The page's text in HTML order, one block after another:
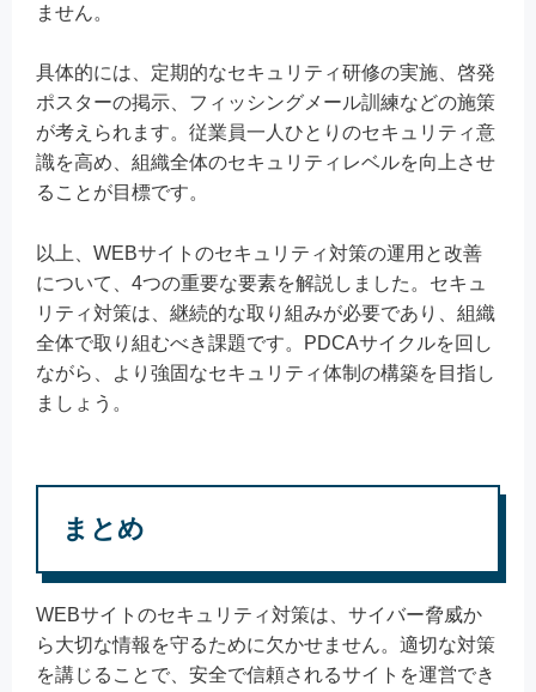
ません。
具体的には、定期的なセキュリティ研修の実施、啓発
ポスターの掲示、フィッシングメール訓練などの施策
が考えられます。従業員一人ひとりのセキュリティ意
識を高め、組織全体のセキュリティレベルを向上させ
ることが目標です。
以上、WEBサイトのセキュリティ対策の運用と改善
について、4つの重要な要素を解説しました。セキュ
リティ対策は、継続的な取り組みが必要であり、組織
全体で取り組むべき課題です。PDCAサイクルを回し
ながら、より強固なセキュリティ体制の構築を目指し
ましょう。
まとめ
WEBサイトのセキュリティ対策は、サイバー脅威か
ら大切な情報を守るために欠かせません。適切な対策
を講じることで、安全で信頼されるサイトを運営でき